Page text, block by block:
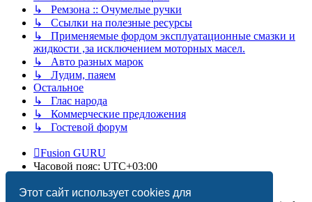
Этот сайт использует cookies для
↳ Ремзона :: Очумелые ручки
↳ Ссылки на полезные ресурсы
↳ Применяемые фордом эксплуатационные смазки и
жидкости ,за исключением моторных масел.
↳ Авто разных марок
↳ Лудим, паяем
Остальное
↳ Глас народа
↳ Коммерческие предложения
↳ Гостевой форум
Fusion GURU
Часовой пояс: UTC+03:00